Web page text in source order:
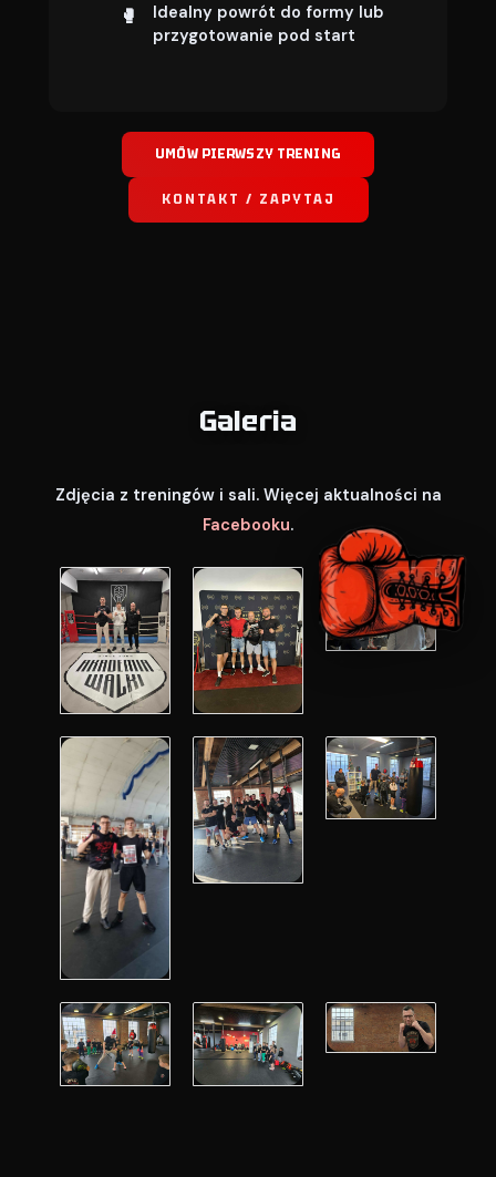
Idealny powrót do formy lub
przygotowanie pod start
UMÓW PIERWSZY TRENING
KONTAKT / ZAPYTAJ
Galeria
Zdjęcia z treningów i sali. Więcej aktualności na
Facebooku.